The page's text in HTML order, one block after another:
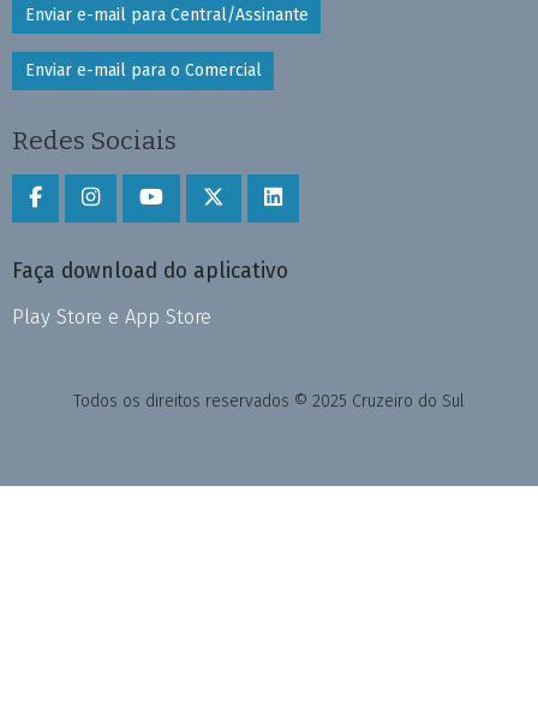
Enviar e-mail para Central/Assinante
Enviar e-mail para o Comercial
Redes Sociais
Faça download do aplicativo
Play Store e App Store
Todos os direitos reservados © 2025 Cruzeiro do Sul